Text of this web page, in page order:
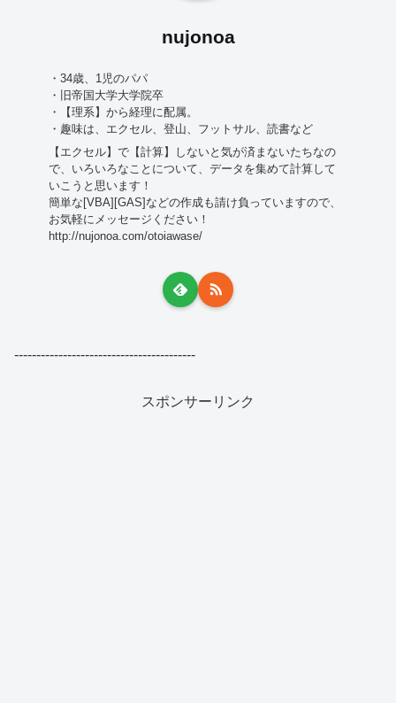
nujonoa
・34歳、1児のパパ
・旧帝国大学大学院卒
・【理系】から経理に配属。
・趣味は、エクセル、登山、フットサル、読書など
【エクセル】で【計算】しないと気が済まないたちなの
で、いろいろなことについて、データを集めて計算して
いこうと思います！
簡単な[VBA][GAS]などの作成も請け負っていますので、
お気軽にメッセージください！
http://nujonoa.com/otoiawase/
-----------------------------------------
スポンサーリンク